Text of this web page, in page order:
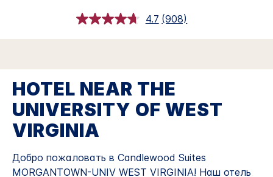
4.7 Прочитали
обзора.
в
этом
окне.
(908)
HOTEL NEAR THE
UNIVERSITY OF WEST
VIRGINIA
Добро пожаловать в Candlewood Suites
MORGANTOWN-UNIV WEST VIRGINIA! Наш отель